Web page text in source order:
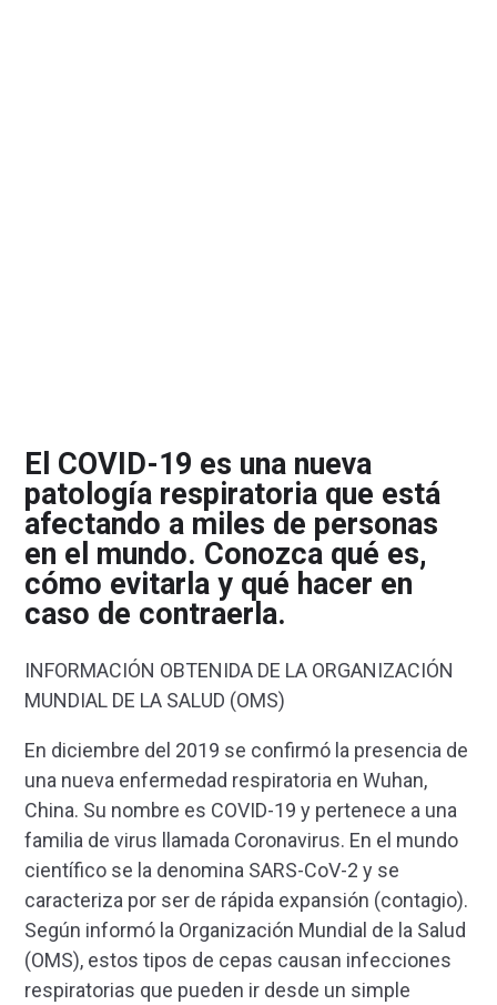
El COVID-19 es una nueva
patología respiratoria que está
afectando a miles de personas
en el mundo. Conozca qué es,
cómo evitarla y qué hacer en
caso de contraerla.
INFORMACIÓN OBTENIDA DE LA ORGANIZACIÓN
MUNDIAL DE LA SALUD (OMS)
En diciembre del 2019 se confirmó la presencia de
una nueva enfermedad respiratoria en Wuhan,
China. Su nombre es COVID-19 y pertenece a una
familia de virus llamada Coronavirus. En el mundo
científico se la denomina SARS-CoV-2 y se
caracteriza por ser de rápida expansión (contagio).
Según informó la Organización Mundial de la Salud
(OMS), estos tipos de cepas causan infecciones
respiratorias que pueden ir desde un simple